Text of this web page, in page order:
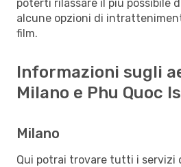
poterti rilassare il più possibile
alcune opzioni di
film.
Informazioni sugli
Milano e Phu Quoc
Milano
Qui potrai trovare tutti i servizi